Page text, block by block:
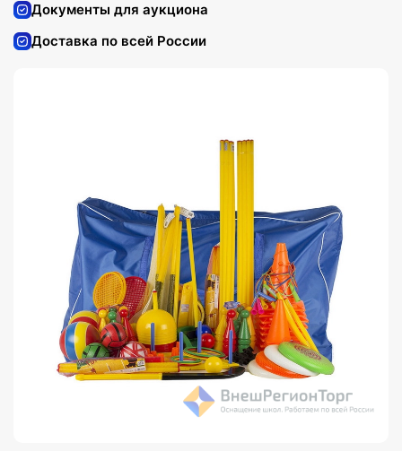
Документы для аукциона
Доставка по всей России